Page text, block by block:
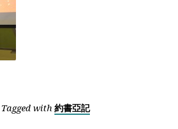
Tagged with 約書亞記